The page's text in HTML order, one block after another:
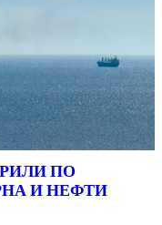
ПО
И НЕФТИ